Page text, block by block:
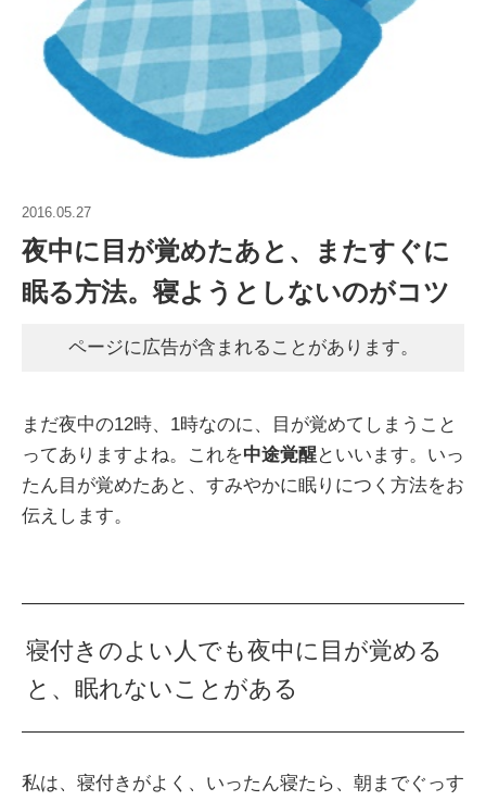
2016.05.27
夜中に目が覚めたあと、またすぐに
眠る方法。寝ようとしないのがコツ
ページに広告が含まれることがあります。
まだ夜中の12時、1時なのに、目が覚めてしまうこと
ってありますよね。これを中途覚醒といいます。いっ
たん目が覚めたあと、すみやかに眠りにつく方法をお
伝えします。
寝付きのよい人でも夜中に目が覚める
と、眠れないことがある
私は、寝付きがよく、いったん寝たら、朝までぐっす